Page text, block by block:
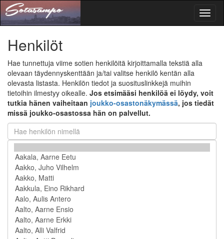
Henkilöt
Hae tunnettuja viime sotien henkilöitä kirjoittamalla tekstiä alla
olevaan täydennyskenttään ja/tai valitse henkilö kentän alla
olevasta listasta. Henkilön tiedot ja suosituslinkkejä muihin
tietoihin ilmestyy oikealle. Jos etsimääsi henkilöä ei löydy, voit
tutkia hänen vaiheitaan joukko-osastonäkymässä, jos tiedät
missä joukko-osastossa hän on palvellut.